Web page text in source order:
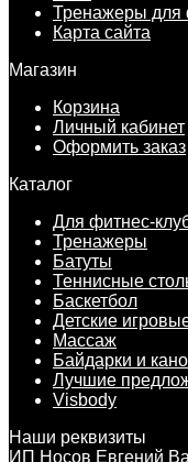
Тренажеры для
Карта сайта
Магазин
Корзина
Личный кабинет
Оформить заказ
Каталог
Для фитнес-
Тренажеры
Батуты
Теннисные
Баскетбол
Детские
Массаж
Байдарки и
Лучшие
Visbody
Наши реквизиты
ИП Носов Евгений